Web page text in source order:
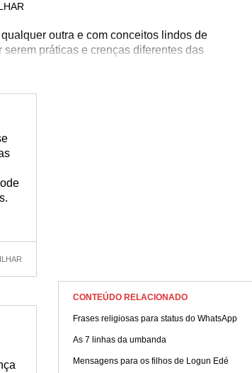
outra e com conceitos lindos de
práticas e crenças diferentes das
religião e inspire-se!
CONTEÚDO RELACIONADO
Frases religiosas para status do WhatsApp
As 7 linhas da umbanda
Mensagens para os filhos de Logun Edé